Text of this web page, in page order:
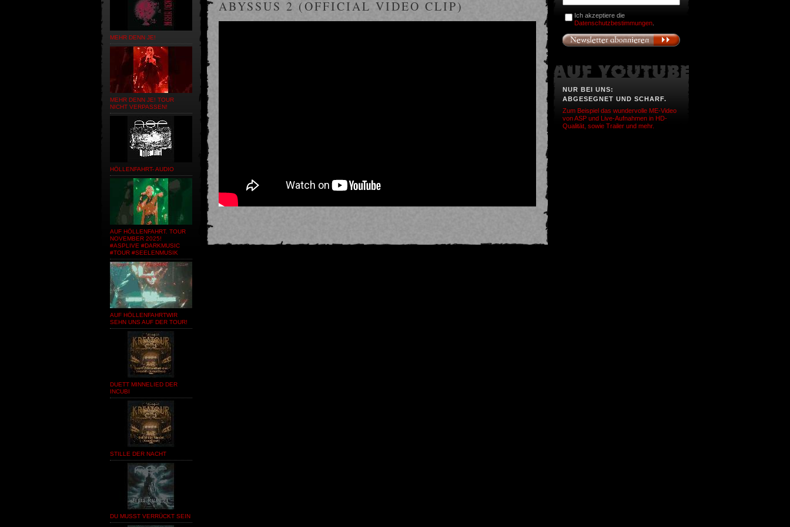
MEHR DENN JE!
MEHR DENN JE! TOUR
NICHT VERPASSEN!
HÖLLENFAHRT- AUDIO
AUF HÖLLENFAHRT. TOUR
NOVEMBER 2025!
#ASPLIVE #DARKMUSIC
#TOUR #SEELENMUSIK
AUF HÖLLENFAHRTWIR
SEHN UNS AUF DER TOUR!
DUETT MINNELIED DER
INCUBI
STILLE DER NACHT
DU MUSST VERRÜCKT SEIN
Ich akzeptiere die
Datenschutzbestimmungen
NUR BEI UNS:
ABGESEGNET UND SCHARF.
Zum Beispiel das wundervolle ME-Video
von ASP und Live-Aufnahmen in HD-
Qualität, sowie Trailer und mehr.
ABYSSUS 2 (OFFICIAL VIDEO CLIP)